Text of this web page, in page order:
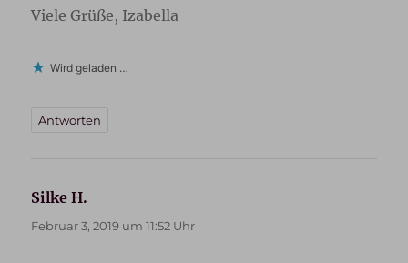
Viele Grüße, Izabella
Wird geladen …
Antworten
Silke H.
Februar 3, 2019 um 11:52 Uhr